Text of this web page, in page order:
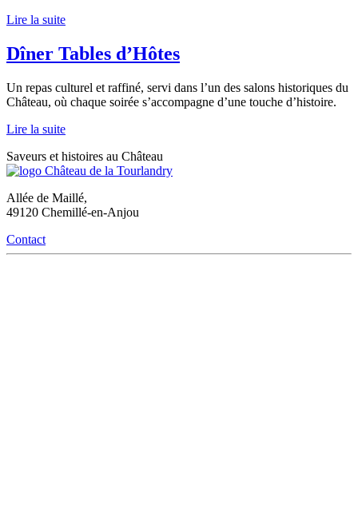
Lire la suite
Dîner Tables d’Hôtes
Un repas culturel et raffiné, servi dans l’un des salons historiques du
Château, où chaque soirée s’accompagne d’une touche d’histoire.
Lire la suite
Saveurs et histoires au Château
Allée de Maillé,
49120 Chemillé-en-Anjou
Contact